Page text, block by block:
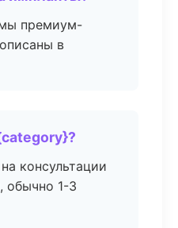
премиум-
в
консультации
обычно 1-3